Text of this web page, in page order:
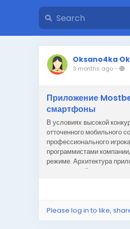
Oksano4ka
3 months ago-
Приложение
смартфоны
В условиях высокой
отточенного мобильного
профессионального
программистами
режиме. Архитектура
минимальной скорости
Please log in to like,